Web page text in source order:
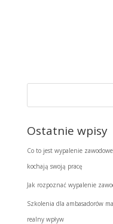
Ostatnie wpisy
Co to jest wypalenie
kochają swoją pracę
Jak rozpoznać wypalenie
Szkolenia dla ambasadorów
realny wpływ